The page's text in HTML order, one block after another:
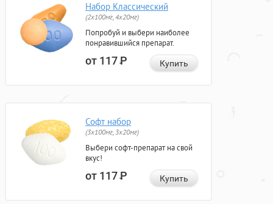
Набор Классический
(2x100мг, 4x20мг)
Попробуй и выбери наиболее
понравившийся препарат.
от 117Р Купить
Софт набор
(3x100мг, 3x20мг)
Выбери софт-препарат на свой
вкус!
от 117Р Купить